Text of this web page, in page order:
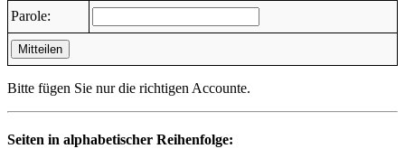
Parole:
Mitteilen
Bitte fügen Sie nur die richtigen Accounte.
Seiten in alphabetischer Reihenfolge: